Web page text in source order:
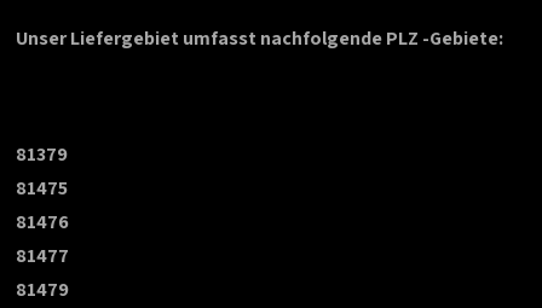
Unser Liefergebiet umfasst nachfolgende PLZ -Gebiete:
81379
81475
81476
81477
81479